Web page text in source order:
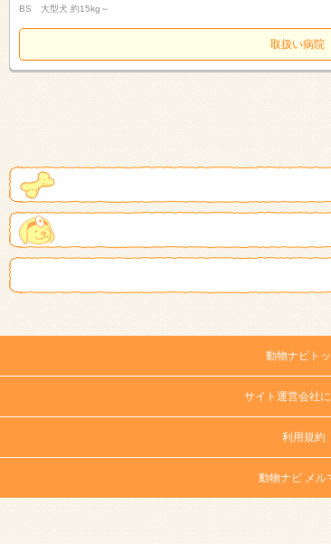
BS 大型犬 約15kg～
取扱い病院
動物ナビト
サイト運営会社
利用規約
動物ナビ メル